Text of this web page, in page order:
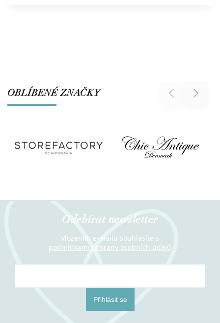
OBLÍBENÉ ZNAČKY Previous Next
Odebírat newsletter
Vložením e-mailu souhlasíte s
podmínkami ochrany osobních údajů
Přihlásit se